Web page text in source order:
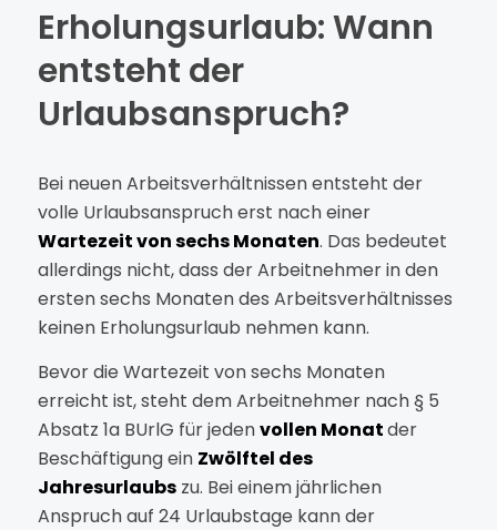
Erholungsurlaub: Wann
entsteht der
Urlaubsanspruch?
Bei neuen Arbeitsverhältnissen entsteht der
volle Urlaubsanspruch erst nach einer
Wartezeit von sechs Monaten. Das bedeutet
allerdings nicht, dass der Arbeitnehmer in den
ersten sechs Monaten des Arbeitsverhältnisses
keinen Erholungsurlaub nehmen kann.
Bevor die Wartezeit von sechs Monaten
erreicht ist, steht dem Arbeitnehmer nach § 5
Absatz 1a BUrlG für jedenvollen Monatder
Beschäftigung ein Zwölftel des
Jahresurlaubszu. Bei einem jährlichen
Anspruch auf 24 Urlaubstage kann der